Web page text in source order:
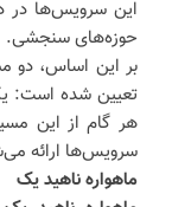
این سرویس‌ها در
حوزه‌های سنجشی.
بر این اساس، دو
تعیین شده است:
هر گام از این
سرویس‌ها ارائه
ماهواره ناهید یک